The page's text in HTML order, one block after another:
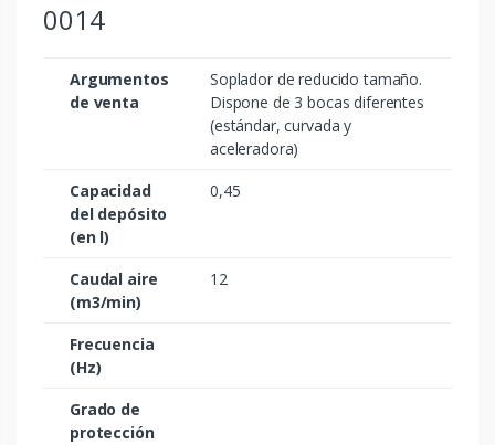
0014
Argumentos
de venta
Soplador de reducido tamaño.
Dispone de 3 bocas diferentes
(estándar, curvada y
aceleradora)
Capacidad
del depósito
(en l)
0,45
Caudal aire
(m3/min)
12
Frecuencia
(Hz)
Grado de
protección